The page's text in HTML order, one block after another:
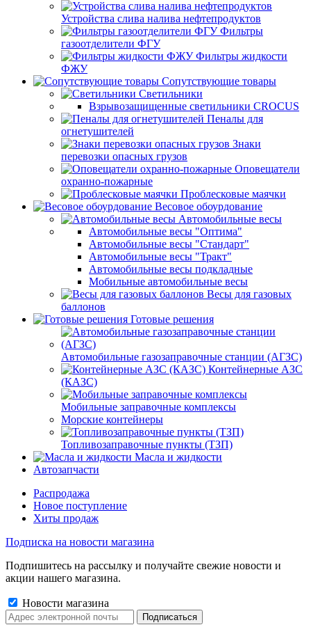
Устройства слива налива нефтепродуктов
Фильтры
газоотделители ФГУ
Фильтры жидкости
ФЖУ
Сопутствующие товары
Светильники
Взрывозащищенные светильники CROCUS
Пеналы для
огнетушителей
Знаки
перевозки опасных грузов
Оповещатели
охранно-пожарные
Проблесковые маячки
Весовое обоурдование
Автомобильные весы
Автомобильные весы "Оптима"
Автомобильные весы "Стандарт"
Автомобильные весы "Тракт"
Автомобильные весы подкладные
Мобильные автомобильные весы
Весы для газовых
баллонов
Готовые решения
Автомобильные газозаправочные станции (АГЗС)
Контейнерные АЗС
(КАЗС)
Мобильные заправочные комплексы
Морские контейнеры
Топливозаправочные пункты (ТЗП)
Масла и жидкости
Автозапчасти
Распродажа
Новое поступление
Хиты продаж
Подписка на новости магазина
Подпишитесь на рассылку и получайте свежие новости и
акции нашего магазина.
Новости магазина